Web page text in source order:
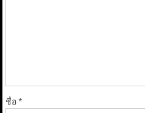
ชื่อ*